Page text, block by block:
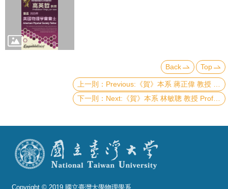
Home
NTU
Back Top
Previous:《賀》本系 蔣正偉 教授 Prof. Cheng-Wei Chiang 當選 2025年《美國物理學會會士》(2025 American Physical Society Fellow)
Next:《賀》本系 林敏聰 教授 Prof. Minn-Tsong Lin 當選 2025年《美國物理學會會士》(2025 American Physical Society Fellow)
Copyright © 2019 國立臺灣大學物理學系